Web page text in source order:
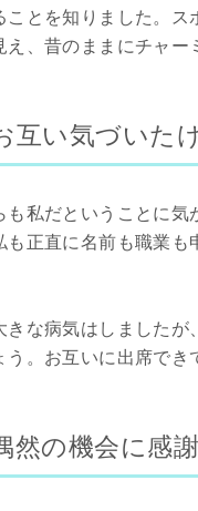
ことを知りました。
え、昔のままにチャー
互い気づいた
も私だということに
も正直に名前も職業も
きな病気はしましたが
う。お互いに出席でき
然の機会に感謝